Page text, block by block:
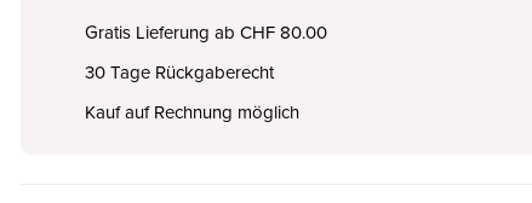
CHF 89.00
Gratis Lieferung ab CHF 80.00
30 Tage Rückgaberecht
Kauf auf Rechnung möglich